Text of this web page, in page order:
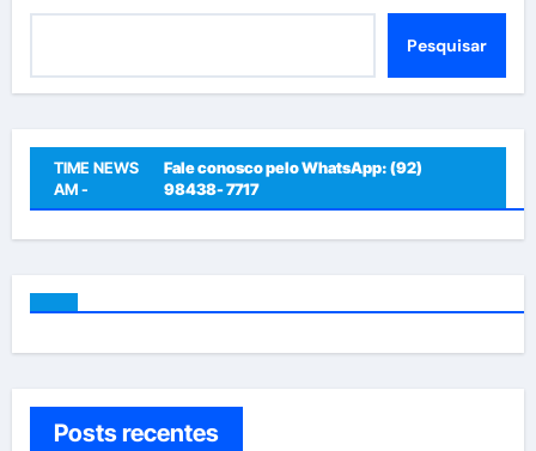
Pesquisar
TIME NEWS
AM -
Fale conosco pelo WhatsApp: (92)
98438- 7717
Posts recentes